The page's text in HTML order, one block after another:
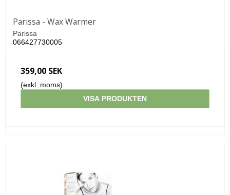
Parissa - Wax Warmer
Parissa
066427730005
359,00 SEK
(exkl. moms)
VISA PRODUKTEN